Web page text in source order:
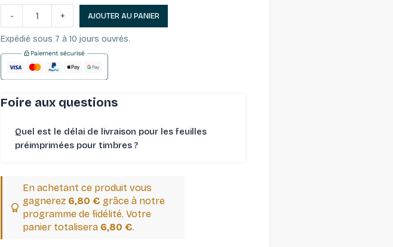
- + AJOUTER AU PANIER
Expédié sous 7 à 10 jours ouvrés.
Foire aux questions
Quel est le délai de livraison pour les feuilles
préimprimées pour timbres ⁠?
En achetant ce produit vous
gagnerez 6,80 € grâce à notre
programme de fidélité. Votre
panier totalisera 6,80 €.